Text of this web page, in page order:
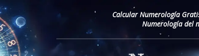
Calcular Numerología
Numerología del